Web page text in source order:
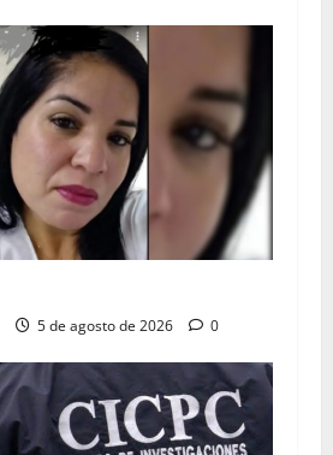
5 de agosto de 2026 0